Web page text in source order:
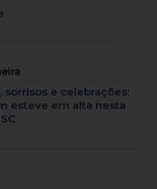
sorrisos e celebrações:
esteve em alta nesta